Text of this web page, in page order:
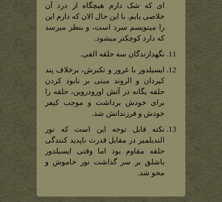
ای که شک دارم هیچگاه از درد آن
خلاصی یابم. با این حال الان که دارم این
را مینویسم سرد است، و بنظر میرسد
که دارد کوچکتر میشود.
نگهدارندگان سه حلقه الفی.
ایسیلدور با غرور و تکبرش، برخلاف پند
کیردان و الروند مبنی بر نابود کردن
حلقه یگانه در آتش اورودروین، حلقه را
برای خودش برداشت و موجب کیفر
خودش و فرزندانش شد.
نکته قابل توجه این است که نور
الندیلمیر در مقابل قدرت ناپدید کنندگی
حلقه مقاوم بود اما وقتی ایسیلدور
باشلق بر سر گذاشت نور خاموش و
محو شد.